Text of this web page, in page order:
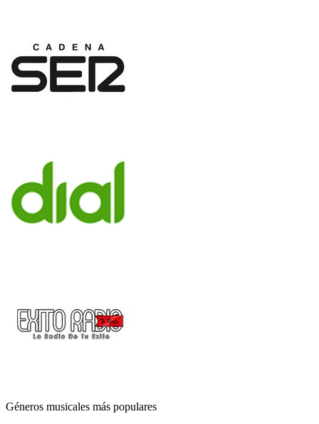
Géneros musicales más populares